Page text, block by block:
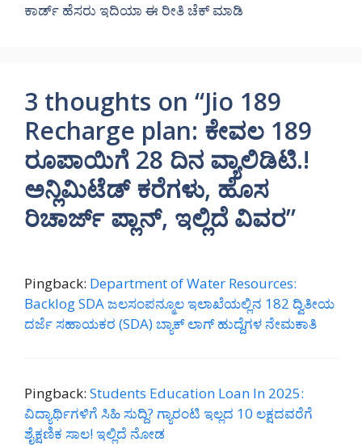
ಕಾರ್ಡ್ ಹೆಸರು ಇದಿಯಾ ಈ ರೀತಿ ಚೆಕ್ ಮಾಡಿ
3 thoughts on “Jio 189
Recharge plan: ಕೇವಲ 189
ರೂಪಾಯಿಗೆ 28 ದಿನ ವ್ಯಾಲಿಡಿಟಿ.!
ಅನ್ಲಿಮಿಟೆಡ್ ಕರೆಗಳು, ಹೊಸ
ರಿಚಾರ್ಜ್ ಪ್ಲಾನ್, ಇಲ್ಲಿದೆ ವಿವರ”
Pingback: Department of Water Resources:
Backlog SDA ಜಲಸಂಪನ್ಮೂಲ ಇಲಾಖೆಯಲ್ಲಿನ 182 ದ್ವಿತೀಯ
ದರ್ಜೆ ಸಹಾಯಕರ (SDA) ಬ್ಯಾಕ್ ಲಾಗ್ ಹುದ್ದೆಗಳ ನೇಮಕಾತಿ
Pingback: Students Education Loan In 2025:
ವಿದ್ಯಾರ್ಥಿಗಳಿಗೆ ಸಿಹಿ ಸುದ್ದಿ? ಗ್ಯಾರಂಟಿ ಇಲ್ಲದ 10 ಲಕ್ಷದವರೆಗೆ
ಶೈಕ್ಷಣಿಕ ಸಾಲ! ಇಲ್ಲಿದೆ ನೋಡ